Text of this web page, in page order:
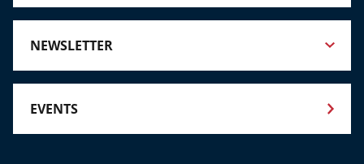
NEWSLETTER
EVENTS